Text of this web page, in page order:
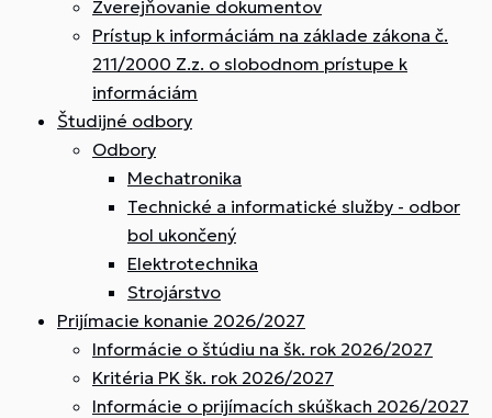
Zverejňovanie dokumentov
Prístup k informáciám na základe zákona č.
211/2000 Z.z. o slobodnom prístupe k
informáciám
Študijné odbory
Odbory
Mechatronika
Technické a informatické služby - odbor
bol ukončený
Elektrotechnika
Strojárstvo
Prijímacie konanie 2026/2027
Informácie o štúdiu na šk. rok 2026/2027
Kritéria PK šk. rok 2026/2027
Informácie o prijímacích skúškach 2026/2027